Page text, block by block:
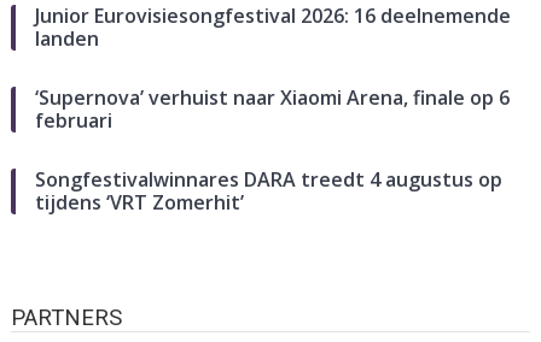
Junior Eurovisiesongfestival 2026: 16 deelnemende
landen
‘Supernova’ verhuist naar Xiaomi Arena, finale op 6
februari
Songfestivalwinnares DARA treedt 4 augustus op
tijdens ‘VRT Zomerhit’
PARTNERS